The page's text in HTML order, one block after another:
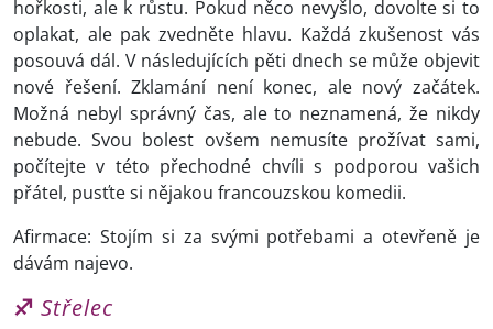
hořkosti, ale k růstu. Pokud něco nevyšlo, dovolte si to
oplakat, ale pak zvedněte hlavu. Každá zkušenost vás
posouvá dál. V následujících pěti dnech se může objevit
nové řešení. Zklamání není konec, ale nový začátek.
Možná nebyl správný čas, ale to neznamená, že nikdy
nebude. Svou bolest ovšem nemusíte prožívat sami,
počítejte v této přechodné chvíli s podporou vašich
přátel, pusťte si nějakou francouzskou komedii.
Afirmace: Stojím si za svými potřebami a otevřeně je
dávám najevo.
♐ Střelec